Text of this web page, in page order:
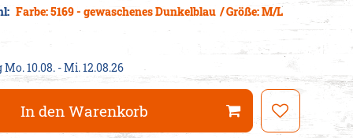
Farbe: 5169 - gewaschenes Dunkelblau / Größe: M/L
10.08. - Mi. 12.08.26
In den Warenkorb